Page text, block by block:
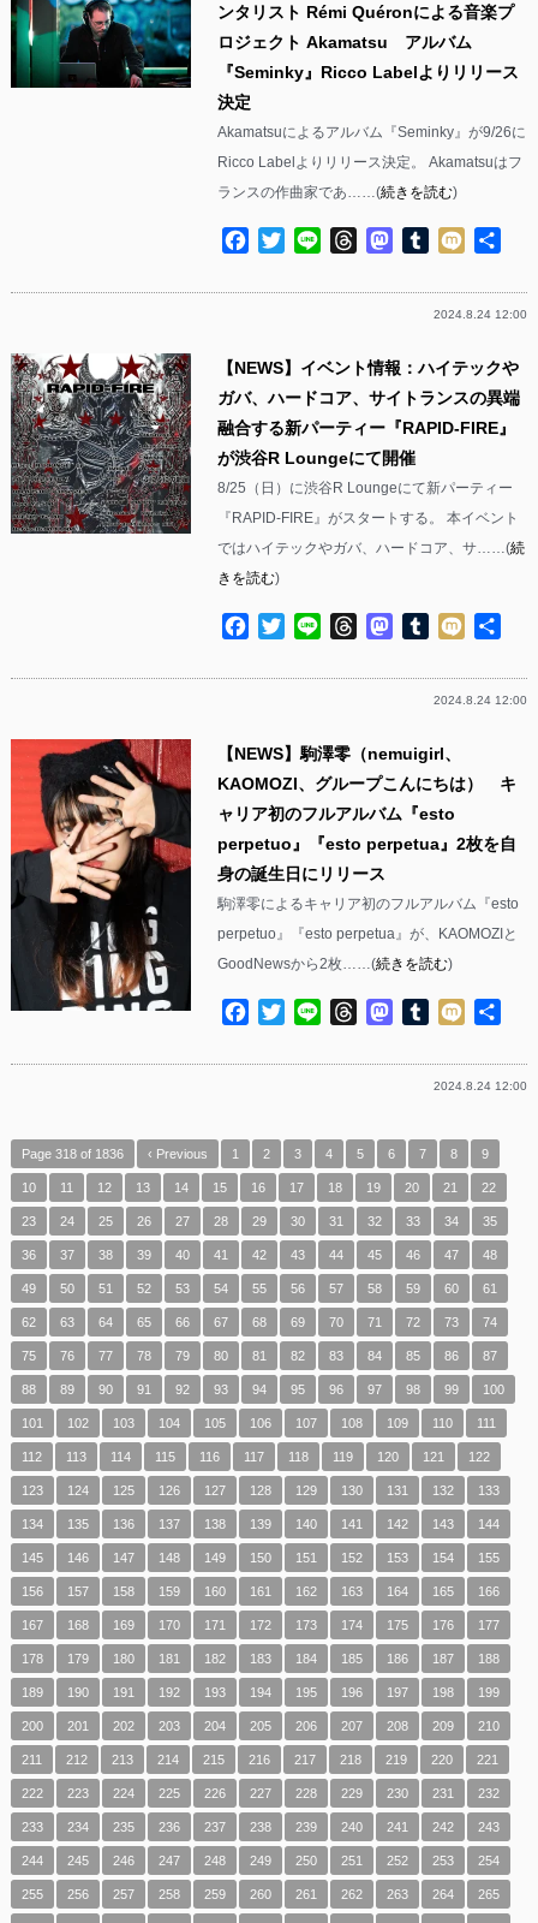
ンタリスト Rémi Quéronによる音楽プ
ロジェクト Akamatsu アルバム
『Seminky』Ricco Labelよりリリース
決定
Akamatsuによるアルバム『Seminky』が9/26に
Ricco Labelよりリリース決定。 Akamatsuはフ
ランスの作曲家であ……(続きを読む)
Facebook
TwitterLine ThreadsMastodon
Tumblr
Mixi
2024.8.24 12:00
【NEWS】イベント情報：ハイテックや
ガバ、ハードコア、サイトランスの異端
融合する新パーティー『RAPID-FIRE』
が渋谷R Loungeにて開催
8/25（日）に渋谷R Loungeにて新パーティー
『RAPID-FIRE』がスタートする。 本イベント
ではハイテックやガバ、ハードコア、サ……(続
きを読む)
Facebook
TwitterLine ThreadsMastodon
Tumblr
Mixi
2024.8.24 12:00
【NEWS】駒澤零（nemuigirl、
KAOMOZI、グループこんにちは） キ
ャリア初のフルアルバム『esto
perpetuo』『esto perpetua』2枚を自
身の誕生日にリリース
駒澤零によるキャリア初のフルアルバム『esto
perpetuo』『esto perpetua』が、KAOMOZIと
GoodNewsから2枚……(続きを読む)
Facebook
TwitterLine ThreadsMastodon
Tumblr
Mixi
2024.8.24 12:00
Page 318 of 1836 ‹ Previous 1 2 3 4 5 6 7 8 9
10 11 12 13 14 15 16 17 18 19 20 21 22
23 24 25 26 27 28 29 30 31 32 33 34 35
36 37 38 39 40 41 42 43 44 45 46 47 48
49 50 51 52 53 54 55 56 57 58 59 60 61
62 63 64 65 66 67 68 69 70 71 72 73 74
75 76 77 78 79 80 81 82 83 84 85 86 87
88 89 90 91 92 93 94 95 96 97 98 99 100
101 102 103 104 105 106 107 108 109 110 111
112 113 114 115 116 117 118 119 120 121 122
123 124 125 126 127 128 129 130 131 132 133
134 135 136 137 138 139 140 141 142 143 144
145 146 147 148 149 150 151 152 153 154 155
156 157 158 159 160 161 162 163 164 165 166
167 168 169 170 171 172 173 174 175 176 177
178 179 180 181 182 183 184 185 186 187 188
189 190 191 192 193 194 195 196 197 198 199
200 201 202 203 204 205 206 207 208 209 210
211 212 213 214 215 216 217 218 219 220 221
222 223 224 225 226 227 228 229 230 231 232
233 234 235 236 237 238 239 240 241 242 243
244 245 246 247 248 249 250 251 252 253 254
255 256 257 258 259 260 261 262 263 264 265